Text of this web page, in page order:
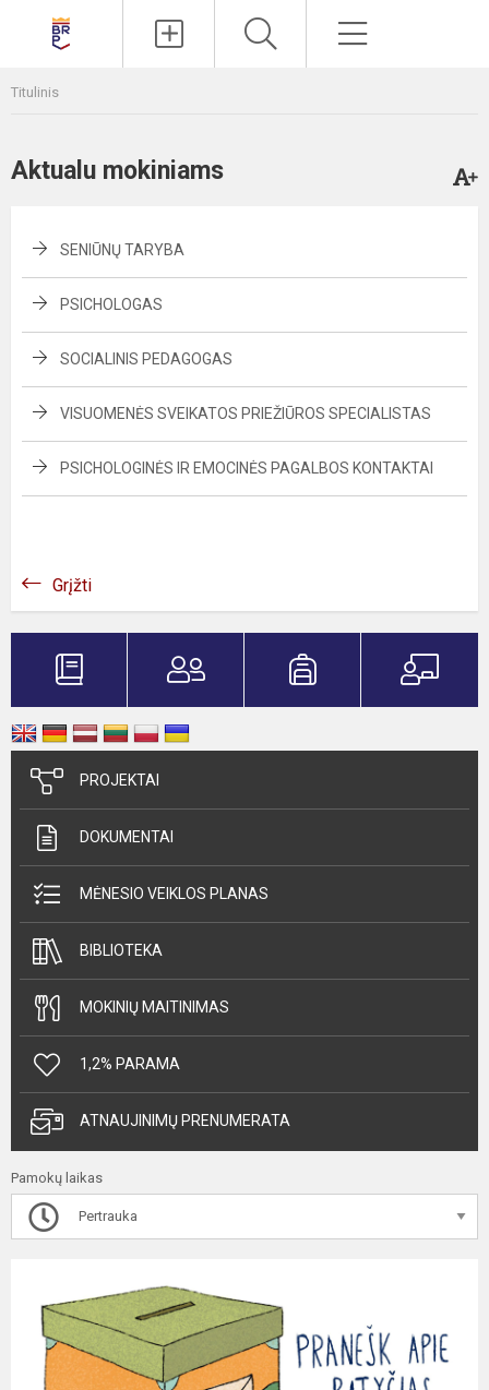
Titulinis
Aktualu mokiniams
SENIŪNŲ TARYBA
PSICHOLOGAS
SOCIALINIS PEDAGOGAS
VISUOMENĖS SVEIKATOS PRIEŽIŪROS SPECIALISTAS
PSICHOLOGINĖS IR EMOCINĖS PAGALBOS KONTAKTAI
Grįžti
PROJEKTAI
DOKUMENTAI
MĖNESIO VEIKLOS PLANAS
BIBLIOTEKA
MOKINIŲ MAITINIMAS
1,2% PARAMA
ATNAUJINIMŲ PRENUMERATA
Pamokų laikas
Pertrauka